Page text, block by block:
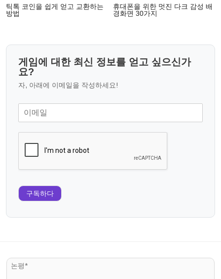
틱톡 코인을 쉽게 얻고 교환하는
방법
휴대폰을 위한 멋진 다크 감성 배
경화면 30가지
게임에 대한 최신 정보를 얻고 싶으신가
요?
자, 아래에 이메일을 작성하세요!
구독하다